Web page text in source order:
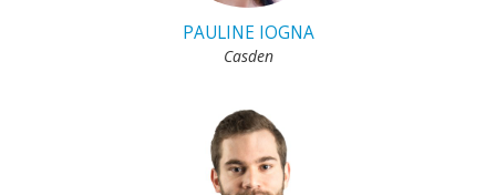
PAULINE IOGNA
Casden